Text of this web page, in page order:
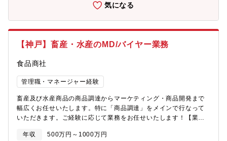
といった文脈とは別角度で同社への熱量をつくり、ファンが増え
ランド、アーティスト、IP、イベントなどを掛け合わせながら、
ちろん、同社というプラットフォーム・EC全体のモメンタムをつ
仕掛けるべきかを考え、社内外を巻き込みながら実現し、最終的
に売上につなげる。ファッションとカルチャーの熱量を、事業成
果に変えるポジションです。＜役割/業務内容＞このポジション
は、一般的なMDのように仕入れや在庫だけを見る役割ではありま
せん。「誰と、何を、どんな切り口で仕掛ければ売れるか」 を考
え、コラボ・別注・イベントという形で実装していく、企画性の
ブランド × IP・別注カプセル企画・POPUP / オフラインイベン
気になる
【神戸】畜産・水産のMD/バイヤー業務
食品商社
管理職・マネージャー経験
畜産及び水産商品の商品調達からマーケティング・商品開発まで
幅広くお任せいたします。特に「商品調達」をメインで行なって
いただきます。ご経験に応じて業務をお任せいたします！【業務
プ全社で販売できる商品を選定。 (特に牛や豚の畜産品、海老や
年収 500万円～1000万円